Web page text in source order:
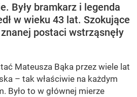
Były bramkarz i legenda
w wieku 43 lat. Szokujące
postaci wstrząsnęły
Mateusza Bąka przez wiele lat
– tak właściwie na każdym
Było to w głównej mierze